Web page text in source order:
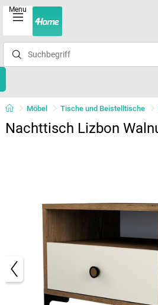
Menu
Möbel Tische und Beistelltische
Nachttisch Lizbon